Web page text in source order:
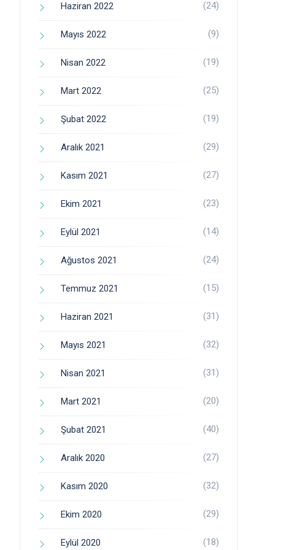
Haziran 2022 (24)
Mayıs 2022 (9)
Nisan 2022 (19)
Mart 2022 (25)
Şubat 2022 (19)
Aralık 2021 (29)
Kasım 2021 (27)
Ekim 2021 (23)
Eylül 2021 (14)
Ağustos 2021 (24)
Temmuz 2021 (15)
Haziran 2021 (31)
Mayıs 2021 (32)
Nisan 2021 (31)
Mart 2021 (20)
Şubat 2021 (40)
Aralık 2020 (27)
Kasım 2020 (32)
Ekim 2020 (29)
Eylül 2020 (18)